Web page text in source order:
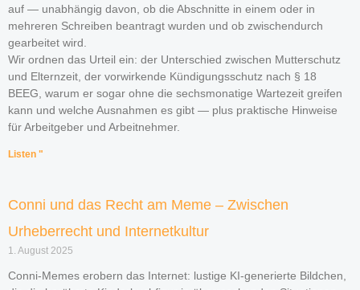
auf — unabhängig davon, ob die Abschnitte in einem oder in
mehreren Schreiben beantragt wurden und ob zwischendurch
gearbeitet wird.
Wir ordnen das Urteil ein: der Unterschied zwischen Mutterschutz
und Elternzeit, der vorwirkende Kündigungsschutz nach § 18
BEEG, warum er sogar ohne die sechsmonatige Wartezeit greifen
kann und welche Ausnahmen es gibt — plus praktische Hinweise
für Arbeitgeber und Arbeitnehmer.
Listen "
Conni und das Recht am Meme – Zwischen
Urheberrecht und Internetkultur
1. August 2025
Conni-Memes erobern das Internet: lustige KI-generierte Bildchen,